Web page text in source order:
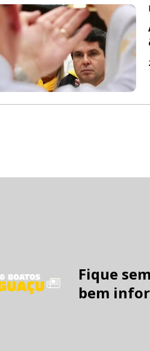
Fique
bem